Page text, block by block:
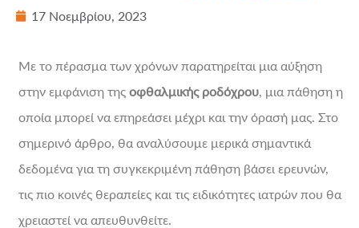
17 Νοεμβρίου, 2023
Με το πέρασμα των χρόνων παρατηρείται μια αύξηση
στην εμφάνιση της οφθαλμικής ροδόχρου, μια πάθηση η
οποία μπορεί να επηρεάσει μέχρι και την όρασή μας. Στο
σημερινό άρθρο, θα αναλύσουμε μερικά σημαντικά
δεδομένα για τη συγκεκριμένη πάθηση βάσει ερευνών,
τις πιο κοινές θεραπείες και τις ειδικότητες ιατρών που θα
χρειαστεί να απευθυνθείτε.